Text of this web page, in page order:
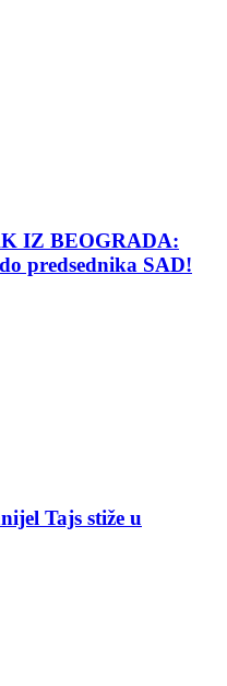
IZ BEOGRADA:
predsednika SAD!
Tajs stiže u